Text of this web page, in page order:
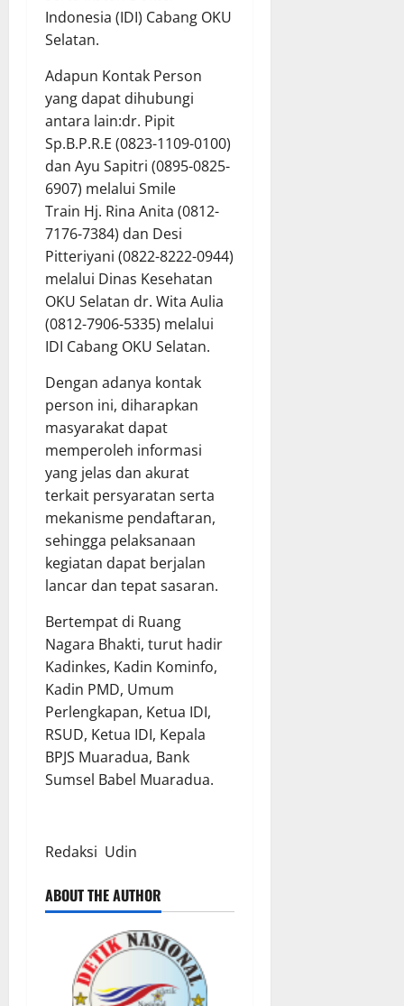
Indonesia (IDI) Cabang OKU
Selatan.
Adapun Kontak Person
yang dapat dihubungi
antara lain:dr. Pipit
Sp.B.P.R.E (0823-1109-0100)
dan Ayu Sapitri (0895-0825-
6907) melalui Smile
Train Hj. Rina Anita (0812-
7176-7384) dan Desi
Pitteriyani (0822-8222-0944)
melalui Dinas Kesehatan
OKU Selatan dr. Wita Aulia
(0812-7906-5335) melalui
IDI Cabang OKU Selatan.
Dengan adanya kontak
person ini, diharapkan
masyarakat dapat
memperoleh informasi
yang jelas dan akurat
terkait persyaratan serta
mekanisme pendaftaran,
sehingga pelaksanaan
kegiatan dapat berjalan
lancar dan tepat sasaran.
Bertempat di Ruang
Nagara Bhakti, turut hadir
Kadinkes, Kadin Kominfo,
Kadin PMD, Umum
Perlengkapan, Ketua IDI,
RSUD, Ketua IDI, Kepala
BPJS Muaradua, Bank
Sumsel Babel Muaradua.
Redaksi Udin
ABOUT THE AUTHOR